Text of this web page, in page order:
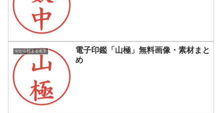
やから始まる名字
電子印鑑「山極」無料画像・素材まと
め